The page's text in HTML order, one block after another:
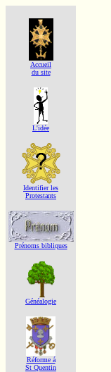
Accueil
du site
L'idée
Identifier les
Protestants
Prénoms bibliques
Généalogie
Réforme á
St Quentin